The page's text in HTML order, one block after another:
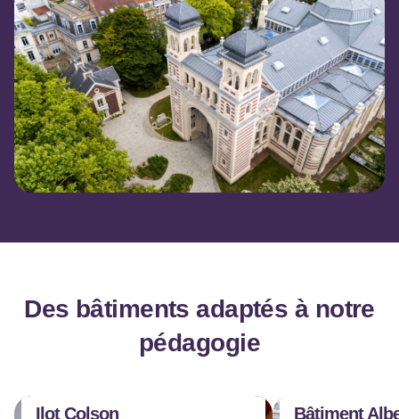
Des bâtiments adaptés à notre
pédagogie
Ilot Colson Bâtiment